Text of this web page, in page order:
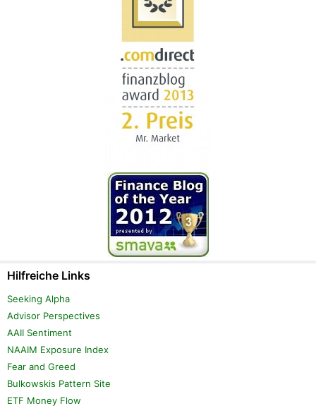
Hilfreiche Links
Seeking Alpha
Advisor Perspectives
AAII Sentiment
NAAIM Exposure Index
Fear and Greed
Bulkowskis Pattern Site
ETF Money Flow